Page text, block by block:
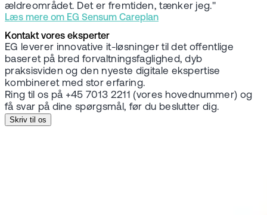
ældreområdet. Det er fremtiden, tænker jeg."
Læs mere om EG Sensum Careplan
Kontakt vores eksperter
EG leverer innovative it-løsninger til det offentlige
baseret på bred forvaltningsfaglighed, dyb
praksisviden og den nyeste digitale ekspertise
kombineret med stor erfaring.
Ring til os på +45 7013 2211 (vores hovednummer) og
få svar på dine spørgsmål, før du beslutter dig.
Skriv til os